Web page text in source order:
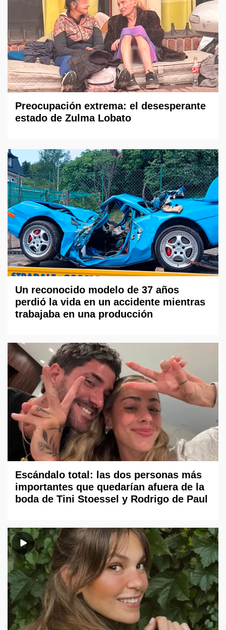
Preocupación extrema: el desesperante
estado de Zulma Lobato
Un reconocido modelo de 37 años
perdió la vida en un accidente mientras
trabajaba en una producción
Escándalo total: las dos personas más
importantes que quedarían afuera de la
boda de Tini Stoessel y Rodrigo de Paul